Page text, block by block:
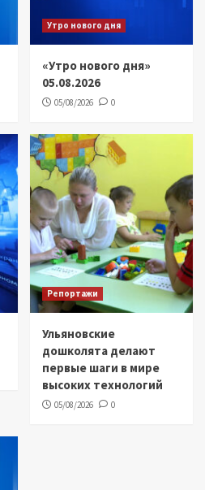
Утро нового дня
«Утро нового дня»
05.08.2026
05/08/2026 0
Репортажи
Ульяновские
дошколята делают
первые шаги в мире
высоких технологий
05/08/2026 0